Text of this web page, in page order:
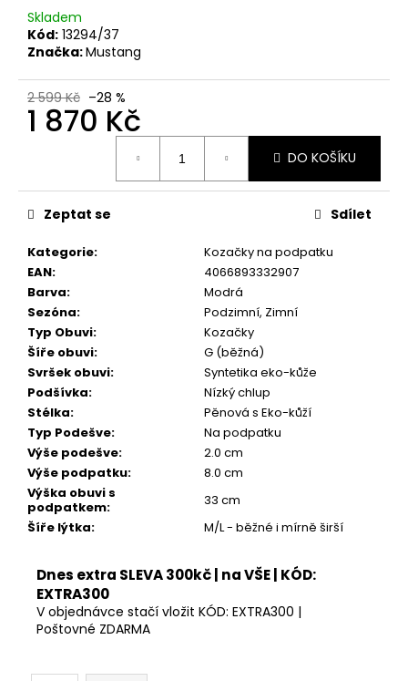
Skladem
Kód: 13294/37
Značka:Mustang
2 599 Kč –28 %
1 870 Kč
DO KOŠÍKU
Kategorie:
Kozačky na podpatku
EAN:
4066893332907
Barva:
Modrá
Sezóna:
Podzimní, Zimní
Typ Obuvi:
Kozačky
Šíře obuvi:
G (běžná)
Svršek obuvi:
Syntetika eko-kůže
Podšívka:
Nízký chlup
Stélka:
Pěnová s Eko-kůží
Typ Podešve:
Na podpatku
Výše podešve:
2.0 cm
Výše podpatku:
8.0 cm
Výška obuvi s
podpatkem:
33 cm
Šíře lýtka: M/L - běžné i mírně širší
Zeptat se Sdílet
Dnes extra SLEVA 300kč | na VŠE | KÓD:
EXTRA300
V objednávce stačí vložit KÓD: EXTRA300 |
Poštovné ZDARMA
DÁMSKÉ
SANDÁLY
NA
PODPATKU
TAMARIS
018
ČERNÉ
Kč
Původně:
399
Kč